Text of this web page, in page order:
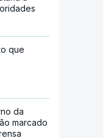
que
da
marcado